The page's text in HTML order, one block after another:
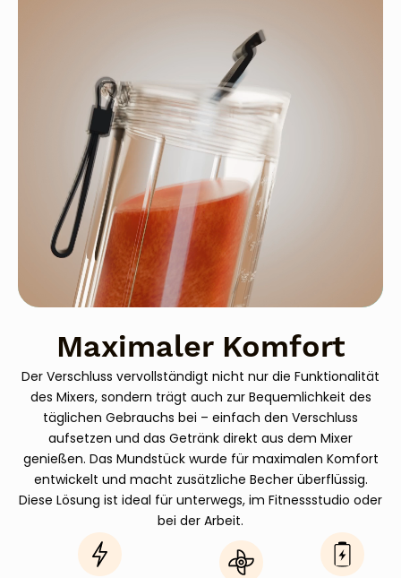
Maximaler Komfort
Der Verschluss vervollständigt nicht nur die Funktionalität
des Mixers, sondern trägt auch zur Bequemlichkeit des
täglichen Gebrauchs bei – einfach den Verschluss
aufsetzen und das Getränk direkt aus dem Mixer
genießen. Das Mundstück wurde für maximalen Komfort
entwickelt und macht zusätzliche Becher überflüssig.
Diese Lösung ist ideal für unterwegs, im Fitnessstudio oder
bei der Arbeit.